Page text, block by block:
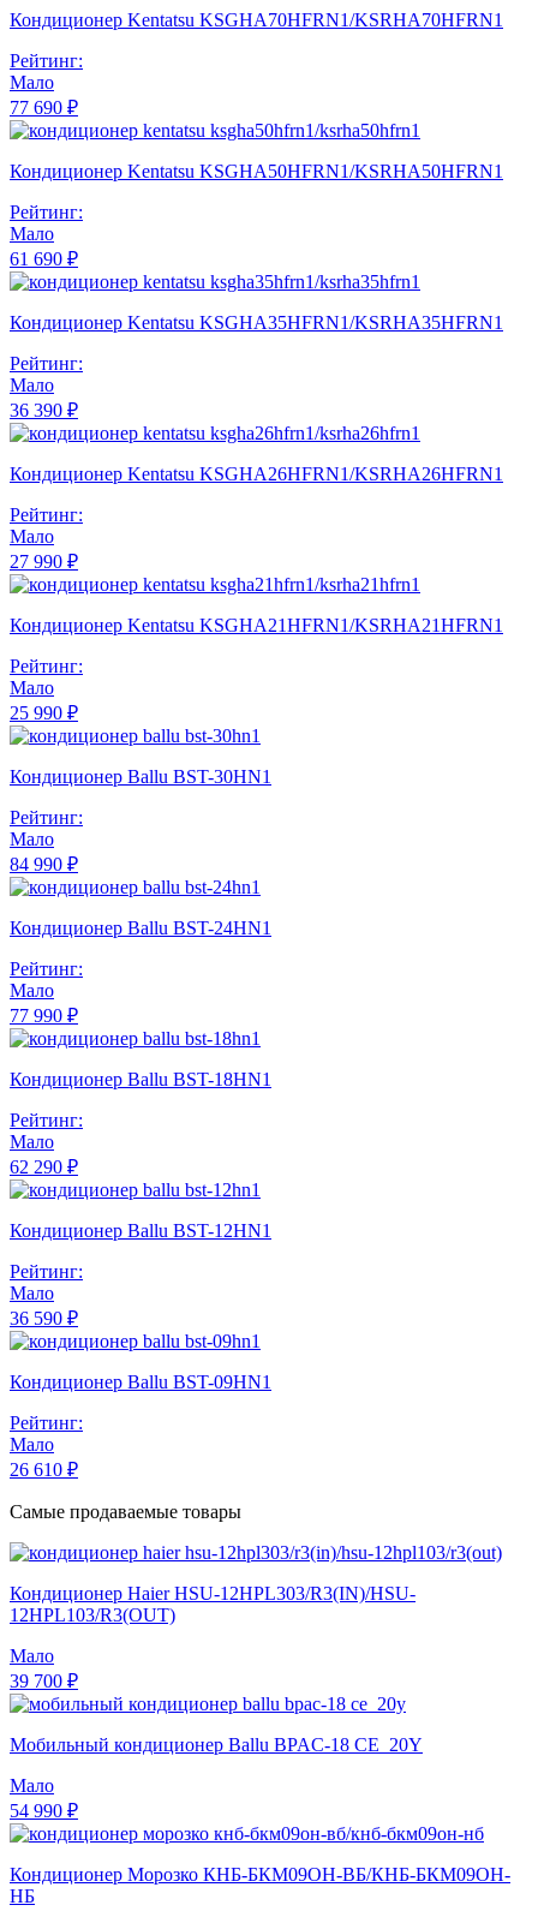
Кондиционер Kentatsu KSGHA70HFRN1/KSRHA70HFRN1
Рейтинг:
Мало
77 690 ₽
Кондиционер Kentatsu KSGHA50HFRN1/KSRHA50HFRN1
Рейтинг:
Мало
61 690 ₽
Кондиционер Kentatsu KSGHA35HFRN1/KSRHA35HFRN1
Рейтинг:
Мало
36 390 ₽
Кондиционер Kentatsu KSGHA26HFRN1/KSRHA26HFRN1
Рейтинг:
Мало
27 990 ₽
Кондиционер Kentatsu KSGHA21HFRN1/KSRHA21HFRN1
Рейтинг:
Мало
25 990 ₽
Кондиционер Ballu BST-30HN1
Рейтинг:
Мало
84 990 ₽
Кондиционер Ballu BST-24HN1
Рейтинг:
Мало
77 990 ₽
Кондиционер Ballu BST-18HN1
Рейтинг:
Мало
62 290 ₽
Кондиционер Ballu BST-12HN1
Рейтинг:
Мало
36 590 ₽
Кондиционер Ballu BST-09HN1
Рейтинг:
Мало
26 610 ₽
Самые продаваемые товары
Кондиционер Haier HSU-12HPL303/R3(IN)/HSU-
12HPL103/R3(OUT)
Мало
39 700 ₽
Мобильный кондиционер Ballu BPAC-18 CE_20Y
Мало
54 990 ₽
Кондиционер Морозко КНБ-БКМ09ОН-ВБ/КНБ-БКМ09ОН-
НБ